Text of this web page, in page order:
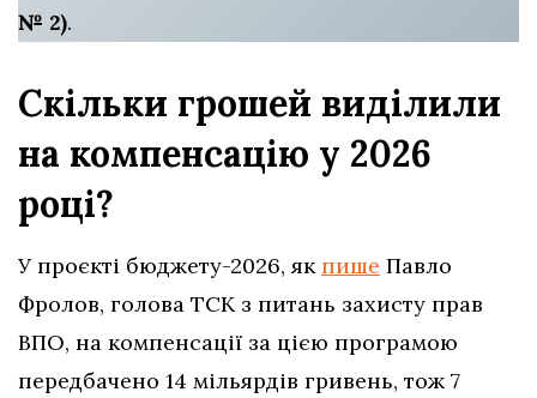
№ 2).
Скільки грошей виділили
на компенсацію у 2026
році?
У проєкті бюджету-2026, як пише Павло
Фролов, голова ТСК з питань захисту прав
ВПО, на компенсації за цією програмою
передбачено 14 мільярдів гривень, тож 7